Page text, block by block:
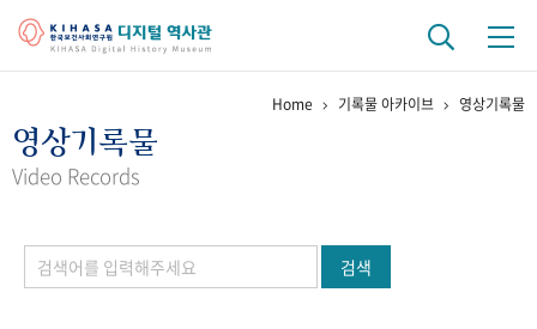
걸어온 길 기관 변천사
정책과 연구 키워드로 보는 연구 역사
연구자들
Home 기록물 아카이브 영상기록물
영상기록물
Video Records
검색